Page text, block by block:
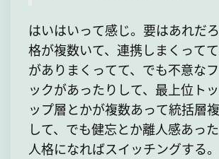
はいはいって感じ。要はあれだ
格が複数いて、連携しまくって
がありまくってて、でも不意な
ックがあったりして、最上位ト
ップ層とかが複数あって統括層
して、でも健忘とか離人感あっ
人格になればスイッチングする。